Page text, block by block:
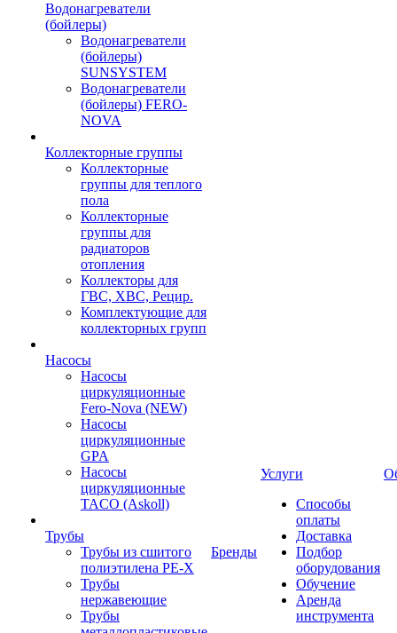
Водонагреватели
(бойлеры)
Водонагреватели
(бойлеры)
SUNSYSTEM
Водонагреватели
(бойлеры) FERO-
NOVA
Коллекторные группы
Коллекторные
группы для теплого
пола
Коллекторные
группы для
радиаторов
отопления
Коллекторы для
ГВС, ХВС, Рецир.
Комплектующие для
коллекторных групп
Насосы
Насосы
циркуляционные
Fero-Nova (NEW)
Насосы
циркуляционные
GPA
Насосы
циркуляционные
TACO (Askoll)
Трубы
Трубы из сшитого
полиэтилена PE-X
Трубы
нержавеющие
Трубы
Бренды
Услуги
Способы
оплаты
Доставка
Подбор
оборудования
Обучение
Аренда
инструмента